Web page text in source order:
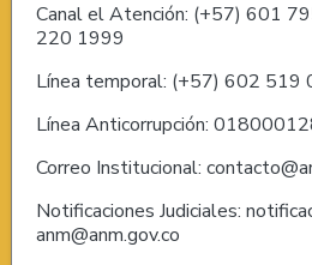
Canal el Atención: (+57) 601
220 1999
Línea temporal: (+57) 602 519
Línea Anticorrupción:
Correo Institucional:
Notificaciones Judiciales:
anm@anm.gov.co